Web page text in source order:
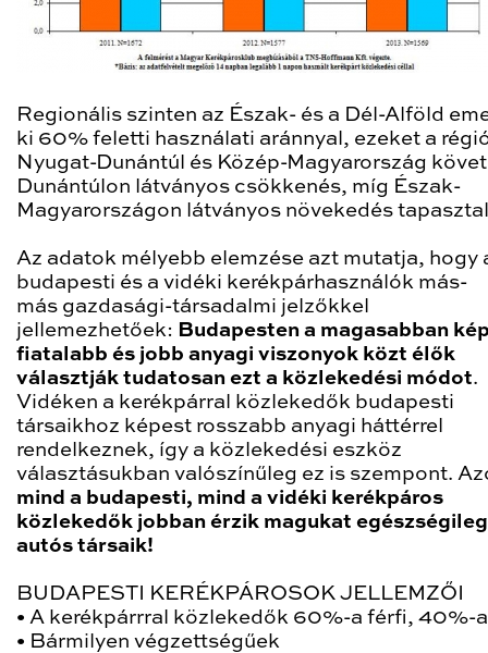
Regionális szinten az Észak- és a Dél-Alföld
ki 60% feletti használati aránnyal, ezeket a
Nyugat-Dunántúl és Közép-Magyarország
Dunántúlon látványos csökkenés, míg Észak-
Magyarországon látványos növekedés
Az adatok mélyebb elemzése azt mutatja, hogy
budapesti és a vidéki kerékpárhasználók más-
más gazdasági-társadalmi jelzőkkel
jellemezhetőek: Budapesten a magasabban
fiatalabb és jobb anyagi viszonyok közt élők
választják tudatosan ezt a közlekedési módot.
Vidéken a kerékpárral közlekedők budapesti
társaikhoz képest rosszabb anyagi háttérrel
rendelkeznek, így a közlekedési eszköz
választásukban valószínűleg ez is szempont.
mind a budapesti, mind a vidéki kerékpáros
közlekedők jobban érzik magukat
autós társaik!
BUDAPESTI KERÉKPÁROSOK JELLEMZŐI
• A kerékpárrral közlekedők 60%-a férfi, 40%-
• Bármilyen végzettségűek